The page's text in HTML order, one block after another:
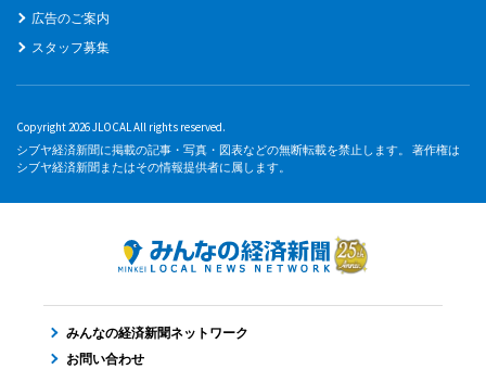
広告のご案内
スタッフ募集
Copyright 2026 JLOCAL All rights reserved.
シブヤ経済新聞に掲載の記事・写真・図表などの無断転載を禁止します。 著作権は
シブヤ経済新聞またはその情報提供者に属します。
みんなの経済新聞ネットワーク
お問い合わせ